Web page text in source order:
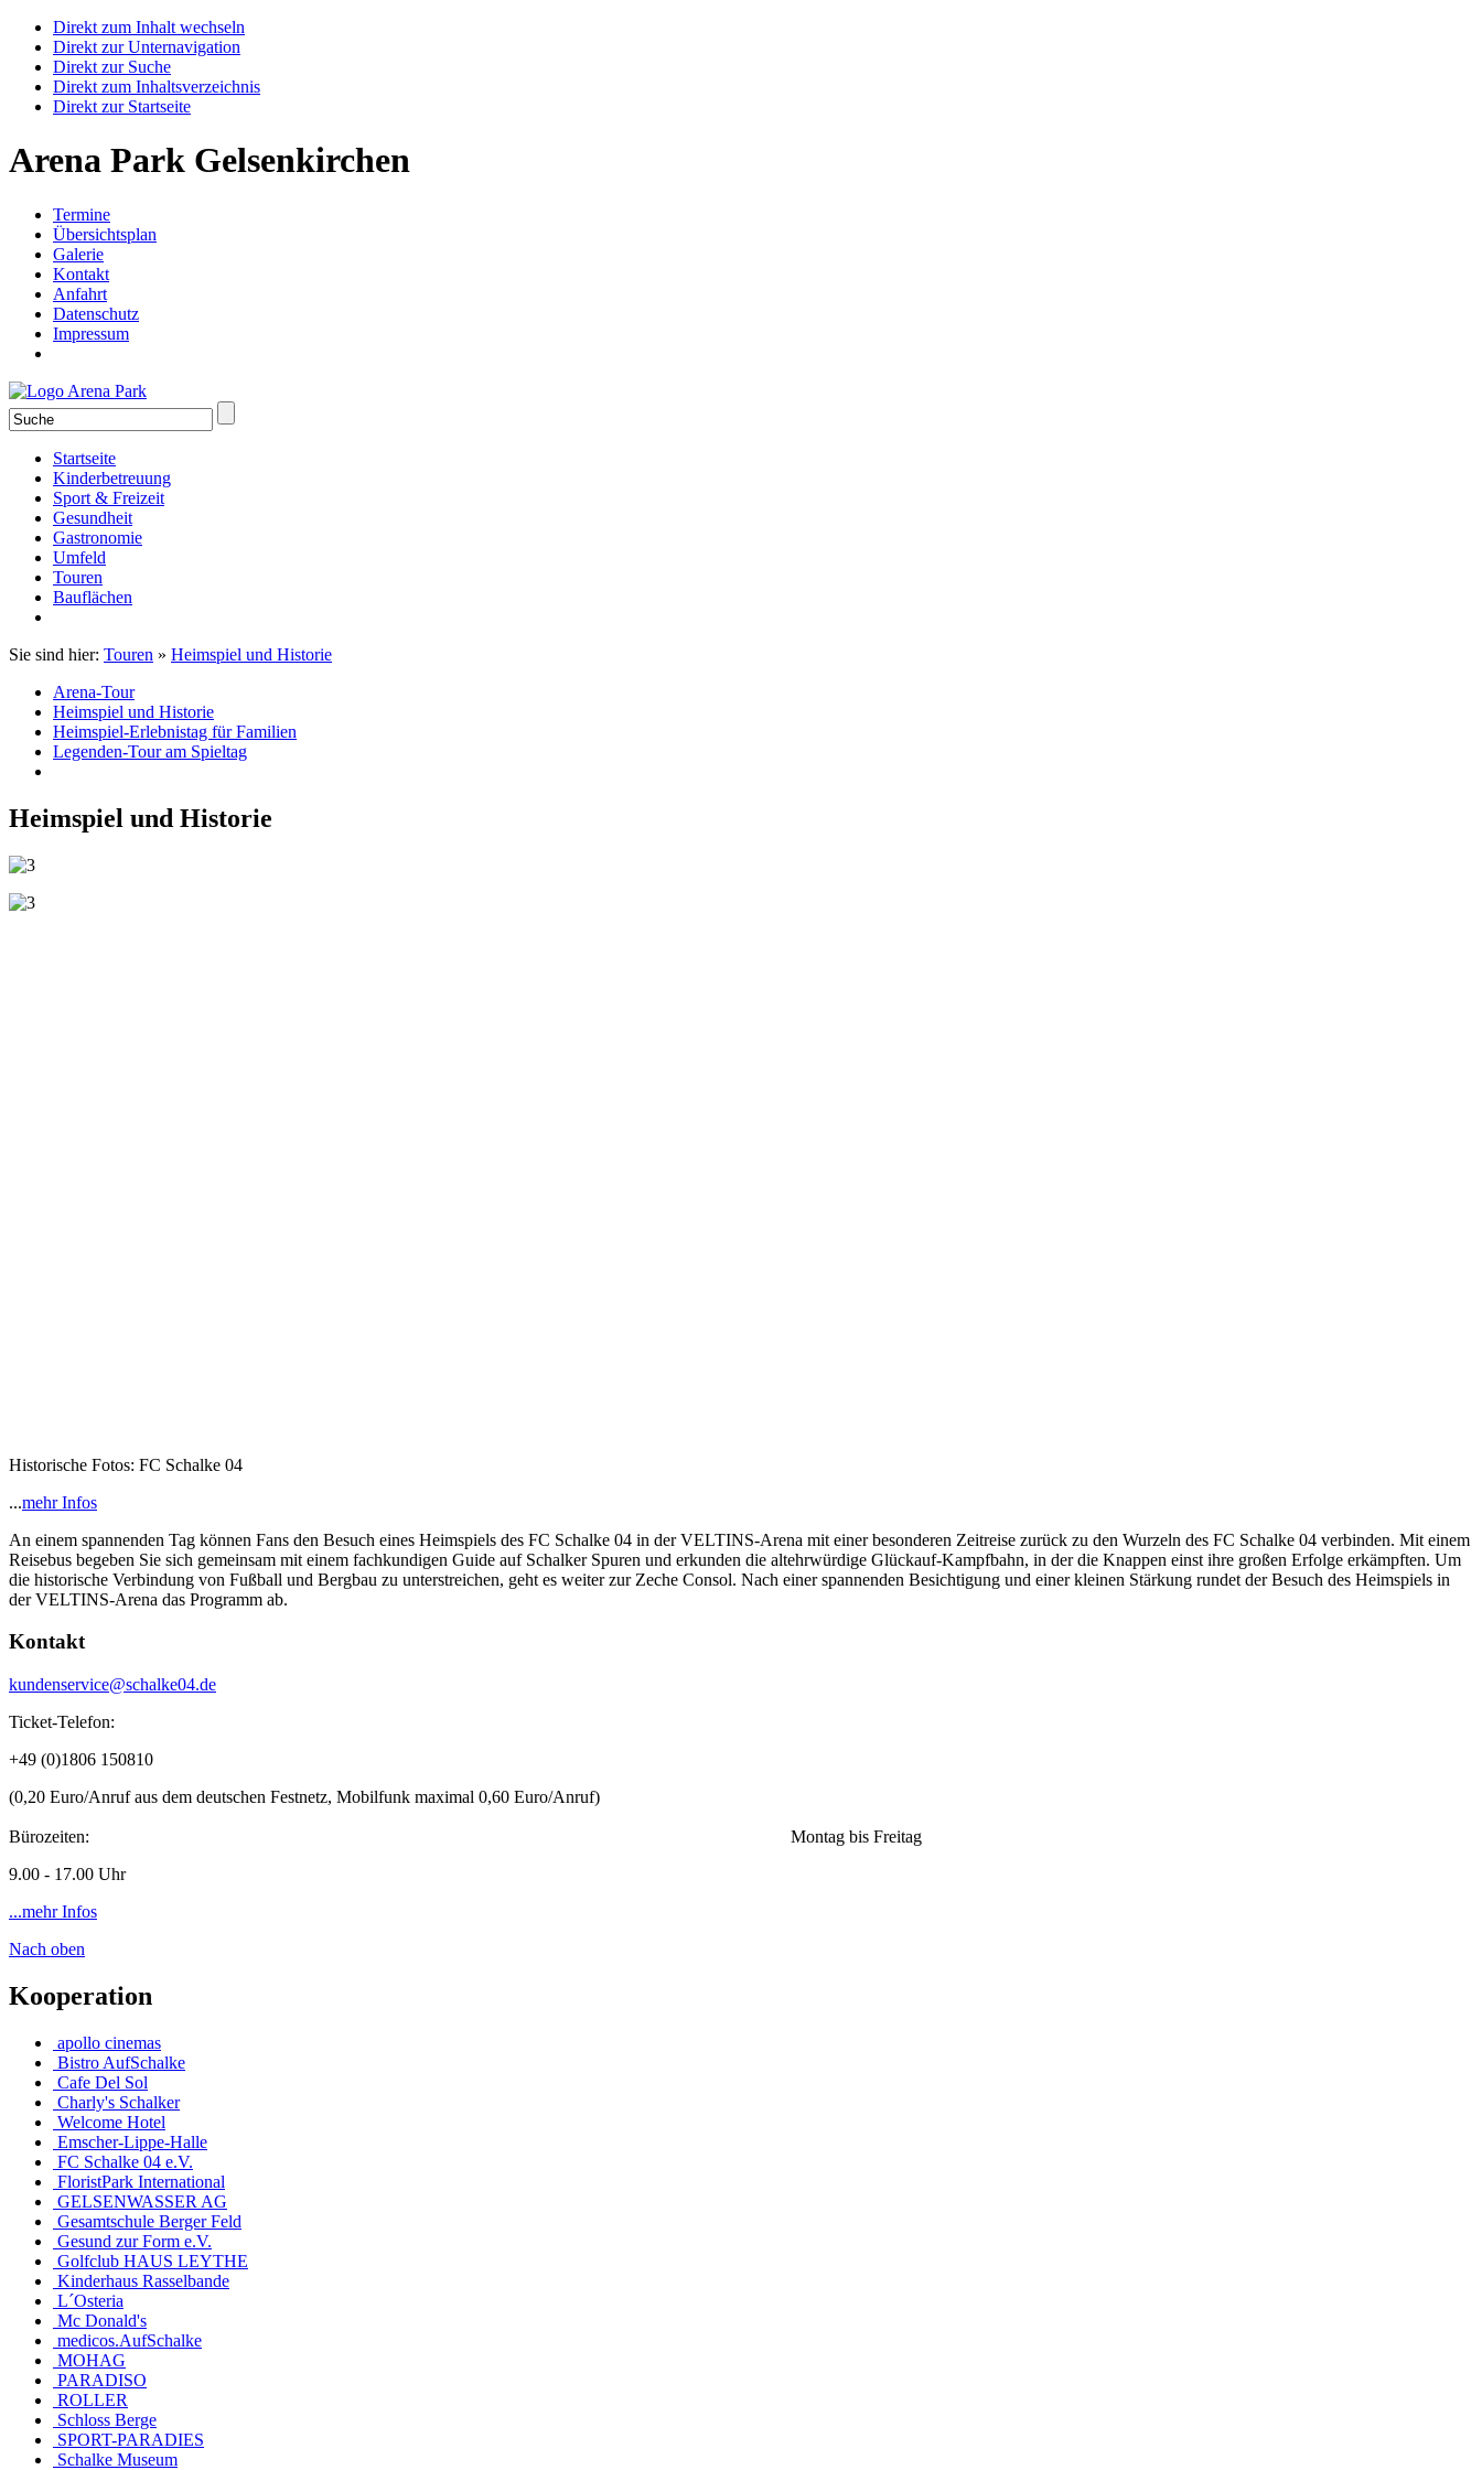
Direkt zum Inhalt wechseln
Direkt zur Unternavigation
Direkt zur Suche
Direkt zum Inhaltsverzeichnis
Direkt zur Startseite
Arena Park Gelsenkirchen
Termine
Übersichtsplan
Galerie
Kontakt
Anfahrt
Datenschutz
Impressum
Startseite
Kinderbetreuung
Sport & Freizeit
Gesundheit
Gastronomie
Umfeld
Touren
Bauflächen
Sie sind hier: Touren » Heimspiel und Historie
Arena-Tour
Heimspiel und Historie
Heimspiel-Erlebnistag für Familien
Legenden-Tour am Spieltag
Heimspiel und Historie
Historische Fotos: FC Schalke 04
...mehr Infos
An einem spannenden Tag können Fans den Besuch eines Heimspiels des FC Schalke 04 in der VELTINS-Arena mit einer besonderen Zeitreise zurück zu den Wurzeln des FC Schalke 04 verbinden. Mit einem
Reisebus begeben Sie sich gemeinsam mit einem fachkundigen Guide auf Schalker Spuren und erkunden die altehrwürdige Glückauf-Kampfbahn, in der die Knappen einst ihre großen Erfolge erkämpften. Um
die historische Verbindung von Fußball und Bergbau zu unterstreichen, geht es weiter zur Zeche Consol. Nach einer spannenden Besichtigung und einer kleinen Stärkung rundet der Besuch des Heimspiels in
der VELTINS-Arena das Programm ab.
Kontakt
kundenservice@schalke04.de
Ticket-Telefon:
+49 (0)1806 150810
(0,20 Euro/Anruf aus dem deutschen Festnetz, Mobilfunk maximal 0,60 Euro/Anruf)
Bürozeiten: Montag bis Freitag
9.00 - 17.00 Uhr
...mehr Infos
Nach oben
Kooperation
apollo cinemas
Bistro AufSchalke
Cafe Del Sol
Charly's Schalker
Welcome Hotel
Emscher-Lippe-Halle
FC Schalke 04 e.V.
FloristPark International
GELSENWASSER AG
Gesamtschule Berger Feld
Gesund zur Form e.V.
Golfclub HAUS LEYTHE
Kinderhaus Rasselbande
L´Osteria
Mc Donald's
medicos.AufSchalke
MOHAG
PARADISO
ROLLER
Schloss Berge
SPORT-PARADIES
Schalke Museum